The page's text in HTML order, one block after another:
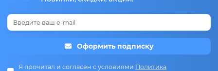
Оформить подписку
Я прочитал и согласен с условиями Политика